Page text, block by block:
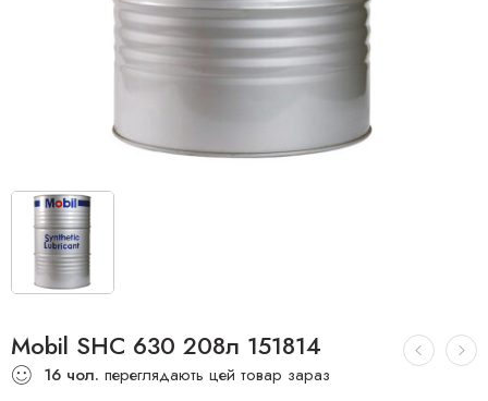
Mobil SHC 630 208л 151814
16 чол. переглядають цей товар зараз